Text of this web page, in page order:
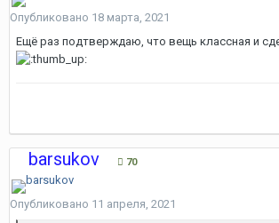
Опубликовано 18 марта, 2021
Ещё раз подтверждаю, что вещь классная и
barsukov 70
Опубликовано 11 апреля, 2021